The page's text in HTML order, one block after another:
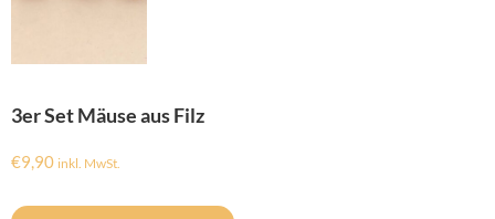
3er Set Mäuse aus Filz
€9,90 inkl. MwSt.